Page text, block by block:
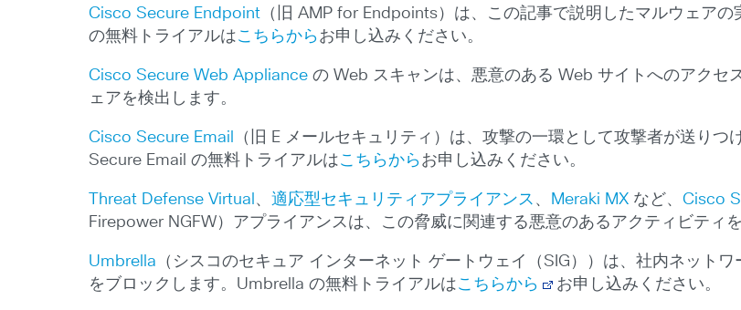
Cisco Secure Endpoint （旧 AMP for Endpoints）は、この記事で説明したマルウェア
の無料トライアルはこちらからお申し込みください。
Cisco Secure Web Appliance の Web スキャンは、悪意のある Web サイトへのアクセ
ェアを検出します。
Cisco Secure Email
（旧 E メールセキュリティ）は、攻撃の一環として攻撃者が送り
Secure Email の無料トライアルはこちらからお申し込みください。
Threat Defense Virtual 、適応型セキュリティアプライアンス 、 Meraki MX など、Cisco
Firepower NGFW）アプライアンスは、この脅威に関連する悪意のあるアクティビティ
Umbrella （シスコのセキュア インターネット ゲートウェイ（SIG））は、社内ネット
をブロックします。Umbrella の無料トライアルはこちらから お申し込みください。